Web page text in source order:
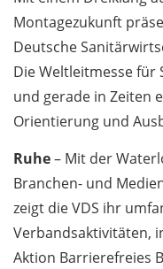
Montagezukunft
Deutsche
Die Weltleitmesse für
und gerade in Zeiten
Orientierung und
Ruhe– Mit der
Branchen- und
zeigt die VDS ihr
Verbandsaktivitäten,
Aktion Barrierefreies